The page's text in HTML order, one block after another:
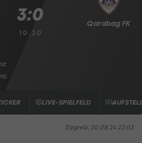
Qarabag FK
3:0
1:0 , 2:0
LIVE-SPIELFELD
Zagreb, 20.08.24 23:03